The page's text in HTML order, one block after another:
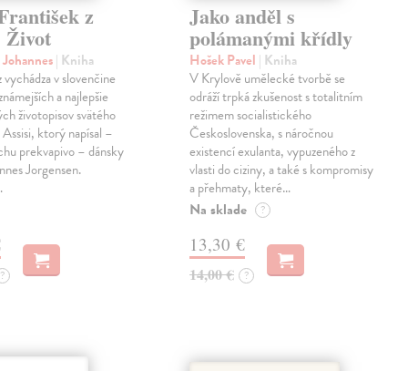
z
Život
| Kniha
vychádza v slovenčine
a najlepšie
životopisov svätého
ktorý napísal –
prekvapivo – dánsky
Jorgensen.
?
Jako anděl s
polámanými křídly
Hošek Pavel | Kniha
V Krylově umělecké tvorbě se
odráží trpká zkušenost s totalitním
režimem socialistického
Československa, s náročnou
existencí exulanta, vypuzeného z
vlasti do ciziny, a také s kompromisy
a přehmaty, které…
Na sklade ?
13,30 €
14,00 € ?